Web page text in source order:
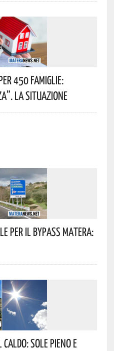
450 Famiglie:
La Situazione
Per Il Bypass Matera:
Sole Pieno E